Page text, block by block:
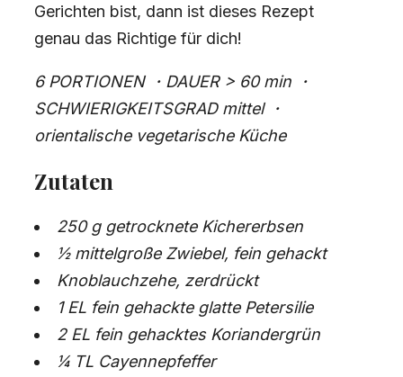
Gerichten bist, dann ist dieses Rezept
genau das Richtige für dich!
6 PORTIONEN ・ DAUER > 60 min
・
SCHWIERIGKEITSGRAD mittel ・
orientalische vegetarische Küche
Zutaten
250 g getrocknete Kichererbsen
½ mittelgroße Zwiebel, fein gehackt
Knoblauchzehe, zerdrückt
1 EL fein gehackte glatte Petersilie
2 EL fein gehacktes Koriandergrün
¼ TL Cayennepfeffer